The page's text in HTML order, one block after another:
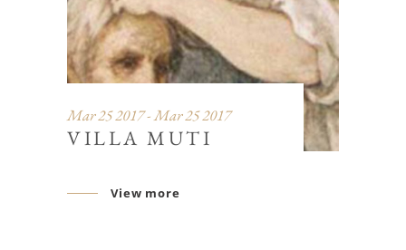
Mar 25 2017 - Mar 25 2017
VILLA MUTI
View more